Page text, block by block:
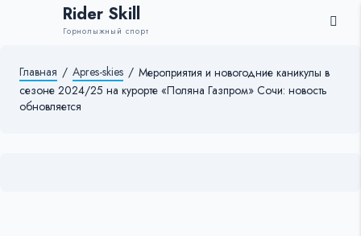
Rider Skill
Горнолыжный спорт
Главная / Apres-skies / Мероприятия и новогодние каникулы в
сезоне 2024/25 на курорте «Поляна Газпром» Сочи: новость
обновляется